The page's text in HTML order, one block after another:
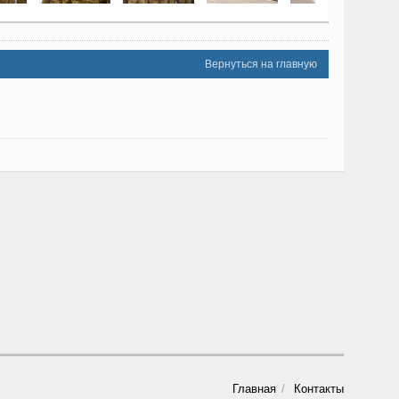
Вернуться на главную
Главная Контакты